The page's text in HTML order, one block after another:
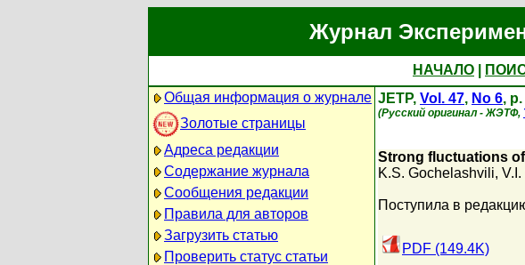
Журнал
НАЧАЛО
Общая информация о журнале
Золотые страницы
Адреса редакции
Содержание журнала
Сообщения редакции
Правила для авторов
Загрузить статью
Проверить статус статьи
JETP, Vol. 47, No 6,
(Русский оригинал - ЖЭТФ,
Strong fluctuations
K.S. Gochelashvili,
Поступила в
PDF (149.4K)